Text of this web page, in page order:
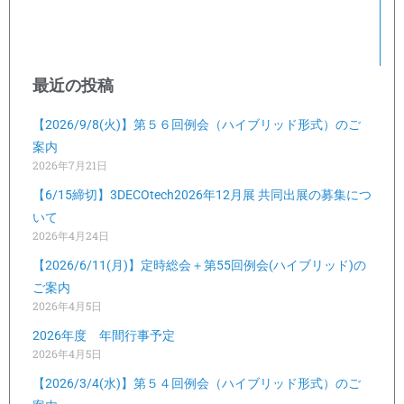
最近の投稿
【2026/9/8(火)】第５６回例会（ハイブリッド形式）のご
案内
2026年7月21日
【6/15締切】3DECOtech2026年12月展 共同出展の募集につ
いて
2026年4月24日
【2026/6/11(月)】定時総会＋第55回例会(ハイブリッド)の
ご案内
2026年4月5日
2026年度 年間行事予定
2026年4月5日
【2026/3/4(水)】第５４回例会（ハイブリッド形式）のご